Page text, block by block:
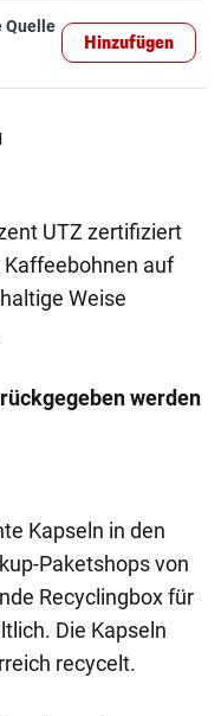
Quelle
Hinzufügen
UTZ zertifiziert
auf
Weise
werden
Kapseln in den
Paketshops von
Recyclingbox für
Die Kapseln
recycelt.